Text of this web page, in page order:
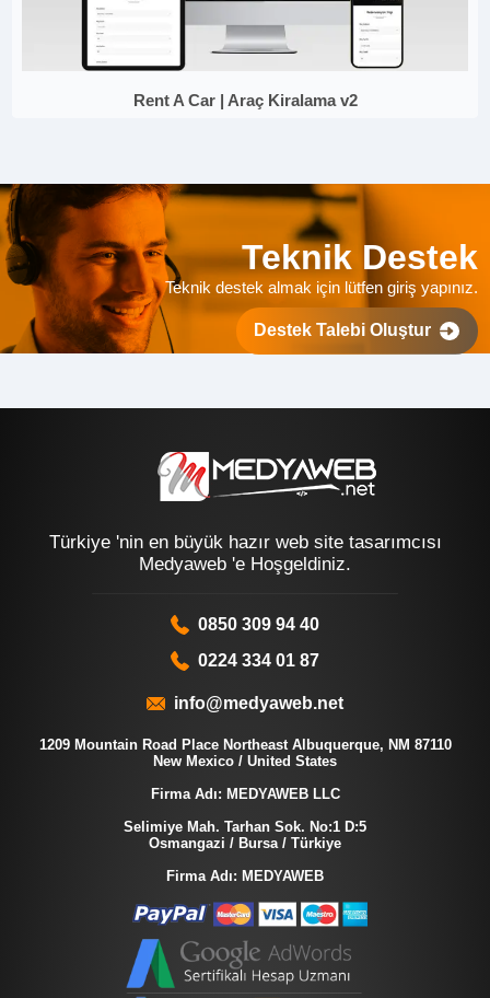
Rent A Car | Araç Kiralama v2
Teknik Destek
Teknik destek almak için lütfen giriş yapınız.
Destek Talebi Oluştur
Türkiye 'nin en büyük hazır web site tasarımcısı
Medyaweb 'e Hoşgeldiniz.
0850 309 94 40
0224 334 01 87
info@medyaweb.net
1209 Mountain Road Place Northeast Albuquerque, NM 87110
New Mexico / United States
Firma Adı: MEDYAWEB LLC
Selimiye Mah. Tarhan Sok. No:1 D:5
Osmangazi / Bursa / Türkiye
Firma Adı: MEDYAWEB